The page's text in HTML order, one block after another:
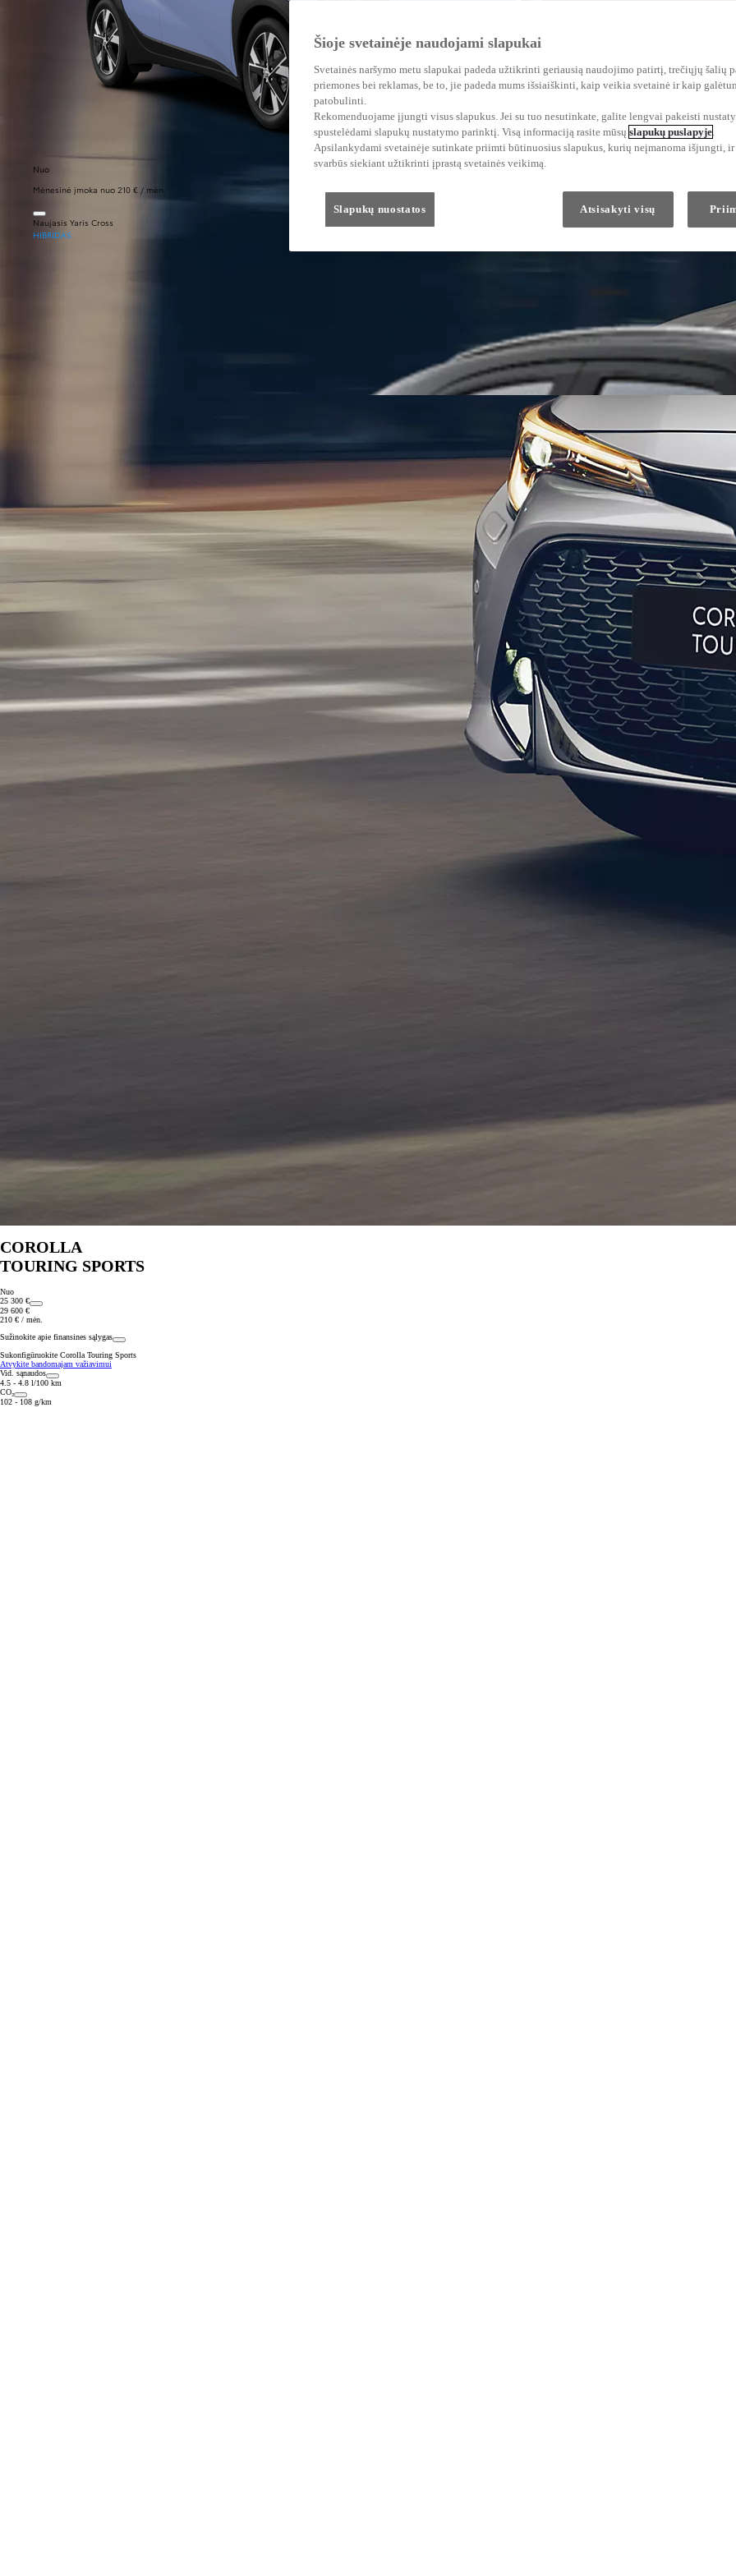
Nuo
Mėnesinė įmoka nuo 210 € / mėn.
Naujasis Yaris Cross
HIBRIDAS
COROLLA
TOURING SPORTS
Nuo
25 300 €
29 600 €
210 € / mėn.
Sužinokite apie finansines sąlygas
Sukonfigūruokite Corolla Touring Sports
Atvykite bandomajam važiavimui
Vid. sąnaudos
4.5 - 4.8 l/100 km
CO₂
102 - 108 g/km
Šioje svetainėje naudojami slapukai
Svetainės naršymo metu slapukai padeda užtikrinti geriausią naudojimo patirtį, trečiųjų šalių
priemones bei reklamas, be to, jie padeda mums išsiaiškinti, kaip veikia svetainė ir kaip
patobulinti.
Rekomenduojame įjungti visus slapukus. Jei su tuo nesutinkate, galite lengvai pakeisti
spustelėdami slapukų nustatymo parinktį. Visą informaciją rasite mūsų slapukų puslapyje.
Apsilankydami svetainėje sutinkate priimti būtinuosius slapukus, kurių neįmanoma išjungti,
svarbūs siekiant užtikrinti įprastą svetainės veikimą.
Slapukų nuostatos Atsisakyti visų